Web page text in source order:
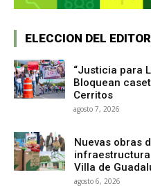
ELECCION DEL EDITOR
“Justicia para
Bloquean
Cerritos
agosto 7, 2026
Nuevas obras
Villa de
agosto 6, 2026